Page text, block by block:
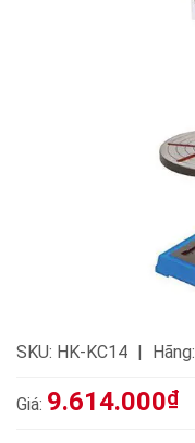
SKU: HK-KC14 Hãng:
Giá: 9.614.000₫